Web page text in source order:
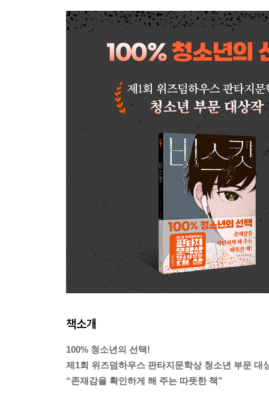
책소개
100% 청소년의 선택!
제1회 위즈덤하우스 판타지문학상 청소년 부문 대
“존재감을 확인하게 해 주는 따뜻한 책”